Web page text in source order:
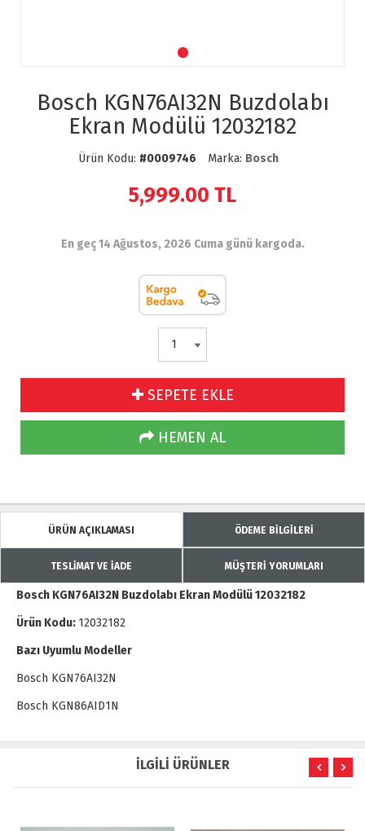
Bosch KGN76AI32N Buzdolabı
Ekran Modülü 12032182
Ürün Kodu: #0009746 Marka: Bosch
5,999.00 TL
En geç 14 Ağustos, 2026 Cuma günü kargoda.
SEPETE EKLE
HEMEN AL
ÜRÜN AÇIKLAMASI ÖDEME BİLGİLERİ
TESLİMAT VE İADE MÜŞTERİ YORUMLARI
Bosch KGN76AI32N Buzdolabı Ekran Modülü 12032182
Ürün Kodu: 12032182
Bazı Uyumlu Modeller
Bosch KGN76AI32N
Bosch KGN86AID1N
İLGİLİ ÜRÜNLER